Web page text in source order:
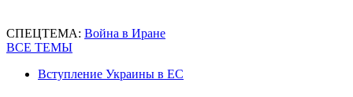
СПЕЦТЕМА: Война в Иране
ВСЕ ТЕМЫ
Вступление Украины в ЕС